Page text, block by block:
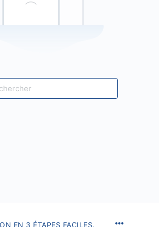
EN 3 ÉTAPES FACILES.